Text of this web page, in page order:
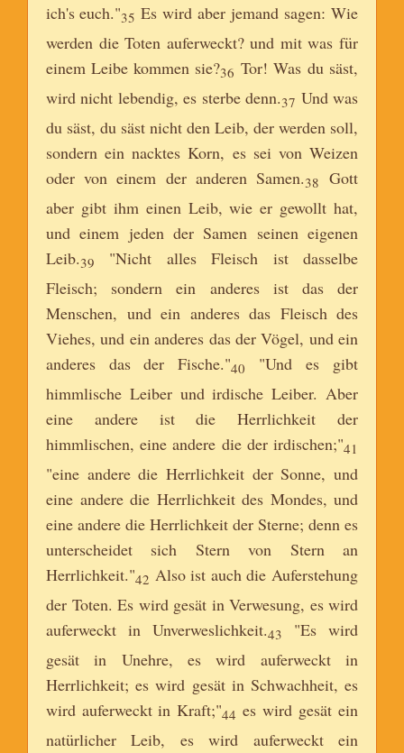
ich's euch."35 Es wird aber jemand sagen: Wie
werden die Toten auferweckt? und mit was für
einem Leibe kommen sie?36 Tor! Was du säst,
wird nicht lebendig, es sterbe denn.37 Und was
du säst, du säst nicht den Leib, der werden soll,
sondern ein nacktes Korn, es sei von Weizen
oder von einem der anderen Samen.38 Gott
aber gibt ihm einen Leib, wie er gewollt hat,
und einem jeden der Samen seinen eigenen
Leib.39
"Nicht alles Fleisch ist dasselbe
Fleisch; sondern ein anderes ist das der
Menschen, und ein anderes das Fleisch des
Viehes, und ein anderes das der Vögel, und ein
anderes das der Fische."40
"Und es gibt
himmlische Leiber und irdische Leiber. Aber
eine andere ist die Herrlichkeit der
himmlischen, eine andere die der irdischen;"41
"eine andere die Herrlichkeit der Sonne, und
eine andere die Herrlichkeit des Mondes, und
eine andere die Herrlichkeit der Sterne; denn es
unterscheidet sich Stern von Stern an
Herrlichkeit."42 Also ist auch die Auferstehung
der Toten. Es wird gesät in Verwesung, es wird
auferweckt in Unverweslichkeit.43
"Es wird
gesät in Unehre, es wird auferweckt in
Herrlichkeit; es wird gesät in Schwachheit, es
wird auferweckt in Kraft;"44 es wird gesät ein
natürlicher Leib, es wird auferweckt ein